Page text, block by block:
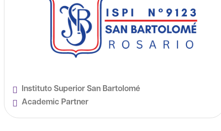
Instituto Superior San Bartolomé
Academic Partner